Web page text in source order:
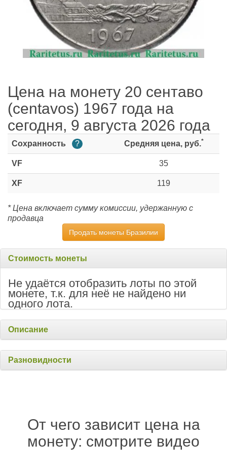
Цена на монету 20 сентаво
(centavos) 1967 года на
сегодня, 9 августа 2026 года
Сохранность ? Средняя цена, руб.*
VF 35
XF 119
* Цена включает сумму комиссии, удержанную с
продавца
Продать монеты Бразилии
Стоимость монеты
Не удаётся отобразить лоты по этой
монете, т.к. для неё не найдено ни
одного лота.
Описание
Разновидности
От чего зависит цена на
монету: смотрите видео